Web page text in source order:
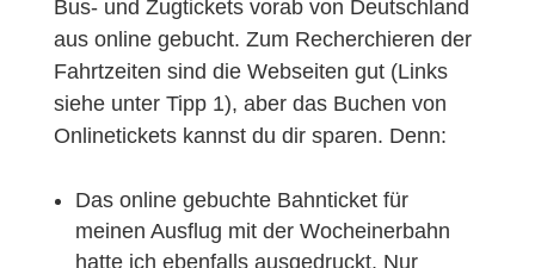
Bus- und Zugtickets vorab von Deutschland
aus online gebucht. Zum Recherchieren der
Fahrtzeiten sind die Webseiten gut (Links
siehe unter Tipp 1), aber das Buchen von
Onlinetickets kannst du dir sparen. Denn:
Das online gebuchte Bahnticket für
meinen Ausflug mit der Wocheinerbahn
hatte ich ebenfalls ausgedruckt. Nur